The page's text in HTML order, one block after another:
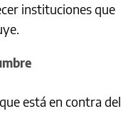
instituciones que
está en contra del